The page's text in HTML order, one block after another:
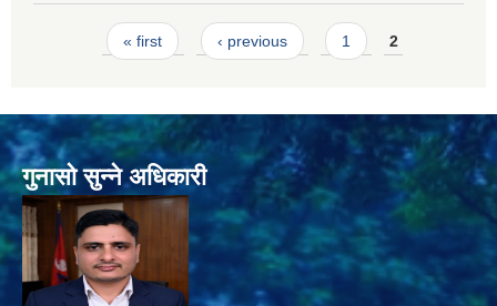
Pages« first ‹ previous 1 2
गुनासो सुन्ने अधिकारी